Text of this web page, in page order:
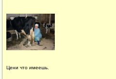
Цени что имеешь.